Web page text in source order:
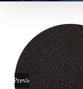
Previous